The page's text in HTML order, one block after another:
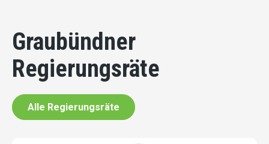
Graubündner
Regierungsräte
Alle Regierungsräte